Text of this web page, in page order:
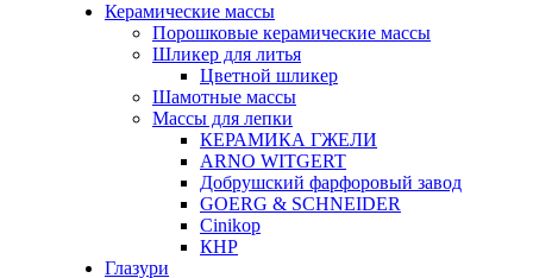
Керамические массы
Порошковые керамические массы
Шликер для литья
Цветной шликер
Шамотные массы
Массы для лепки
КЕРАМИКА ГЖЕЛИ
ARNO WITGERT
Добрушский фарфоровый завод
GOERG & SCHNEIDER
Cinikop
КНР
Глазури